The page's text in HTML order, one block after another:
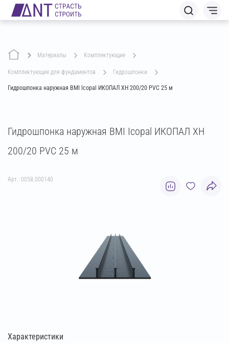
Материалы комплектующие
комплектующие для фундаментов гидрошпонки
Гидрошпонка наружная BMI Icopal ИКОПАЛ ХН 200/20 PVC 25 м
Гидрошпонка наружная BMI Icopal ИКОПАЛ ХН
200/20 PVC 25 м
Арт.: 0058.000140
Характеристики